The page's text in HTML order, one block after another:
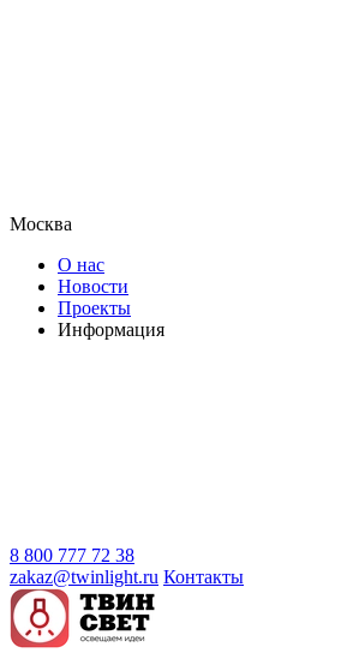
Москва
О нас
Новости
Проекты
Информация
8 800 777 72 38
zakaz@twinlight.ru Контакты